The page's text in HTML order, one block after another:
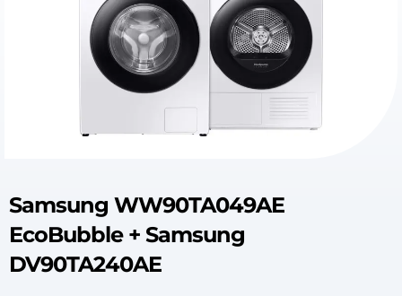
Samsung WW90TA049AE
EcoBubble + Samsung
DV90TA240AE